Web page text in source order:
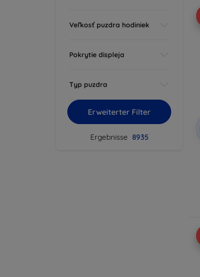
Veľkosť puzdra hodiniek
Pokrytie displeja
Typ puzdra
Erweiterter Filter
Ergebnisse 8935